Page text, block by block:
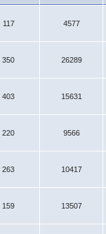
117 4577
350 26289
403 15631
220 9566
263 10417
159 13507